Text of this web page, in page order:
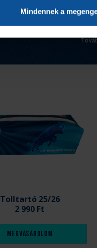
Mindennek a
Tolltartó 25/26
2 990 Ft
Megvásárolom